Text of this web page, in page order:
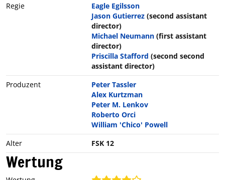
Regie
Eagle Egilsson
Jason Gutierrez (second assistant
director)
Michael Neumann (first assistant
director)
Priscilla Stafford (second second
assistant director)
Produzent
Peter Tassler
Alex Kurtzman
Peter M. Lenkov
Roberto Orci
William 'Chico' Powell
Alter
FSK 12
Wertung